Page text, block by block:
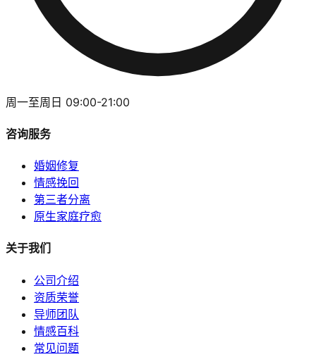
周一至周日 09:00-21:00
咨询服务
婚姻修复
情感挽回
第三者分离
原生家庭疗愈
关于我们
公司介绍
资质荣誉
导师团队
情感百科
常见问题